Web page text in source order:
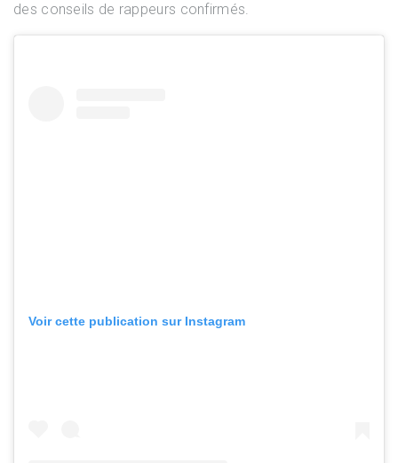
des conseils de rappeurs confirmés.
Voir cette publication sur Instagram